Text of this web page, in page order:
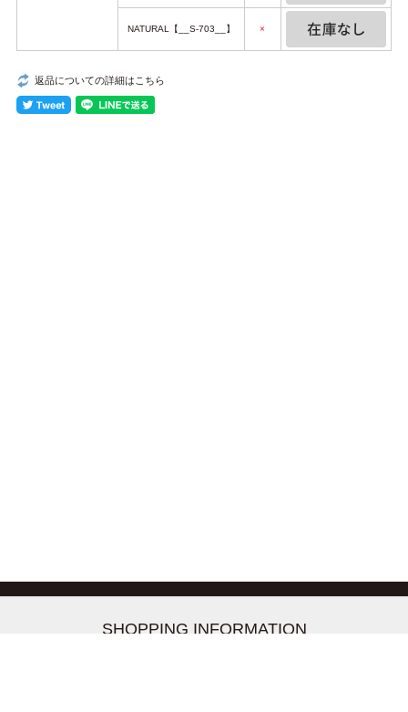
NATURAL【__S-703__】 ×
返品についての詳細はこちら
SHOPPING INFORMATION